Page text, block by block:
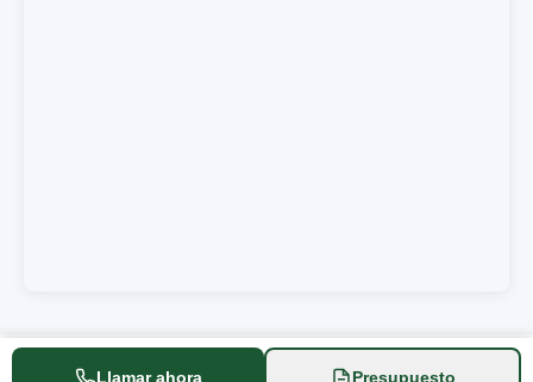
Llamar ahora Presupuesto